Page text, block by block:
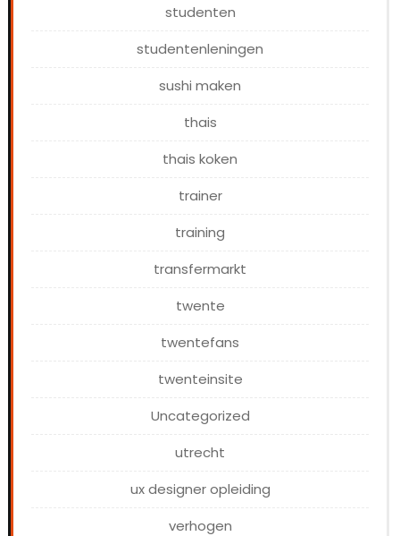
studenten
studentenleningen
sushi maken
thais
thais koken
trainer
training
transfermarkt
twente
twentefans
twenteinsite
Uncategorized
utrecht
ux designer opleiding
verhogen